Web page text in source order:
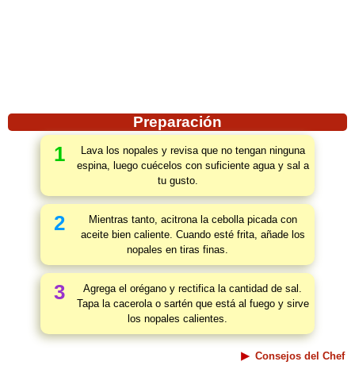
Preparación
1
Lava los nopales y revisa que no tengan ninguna
espina, luego cuécelos con suficiente agua y sal a
tu gusto.
2
Mientras tanto, acitrona la cebolla picada con
aceite bien caliente. Cuando esté frita, añade los
nopales en tiras finas.
3
Agrega el orégano y rectifica la cantidad de sal.
Tapa la cacerola o sartén que está al fuego y sirve
los nopales calientes.
Consejos del Chef